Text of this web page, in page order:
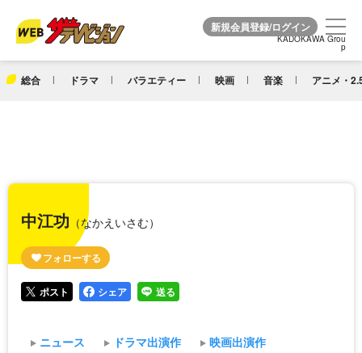
KADOKAWA Grou
p
総合 ドラマ バラエティー 映画 音楽 アニメ・
KADOKAWA Grou
p
中江功 （なかえいさむ）
ポスト シェア 送る
ニュース ドラマ出演作
映画出演作